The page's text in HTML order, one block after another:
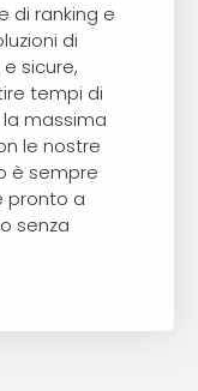
di ranking e
di
sicure,
tempi di
massima
le nostre
è sempre
pronto a
senza